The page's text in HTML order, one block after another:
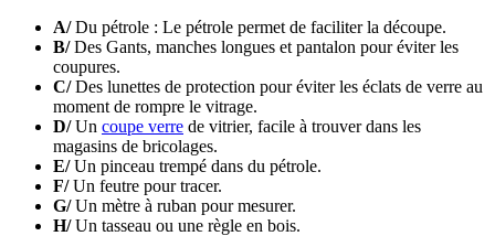
A/Du pétrole : Le pétrole permet de faciliter la découpe.
B/Des Gants, manches longues et pantalon pour éviter les
coupures.
C/Des lunettes de protection pour éviter les éclats de verre au
moment de rompre le vitrage.
D/Un coupe verre de vitrier, facile à trouver dans les
magasins de bricolages.
E/Un pinceau trempé dans du pétrole.
F/Un feutre pour tracer.
G/Un mètre à ruban pour mesurer.
H/Un tasseau ou une règle en bois.